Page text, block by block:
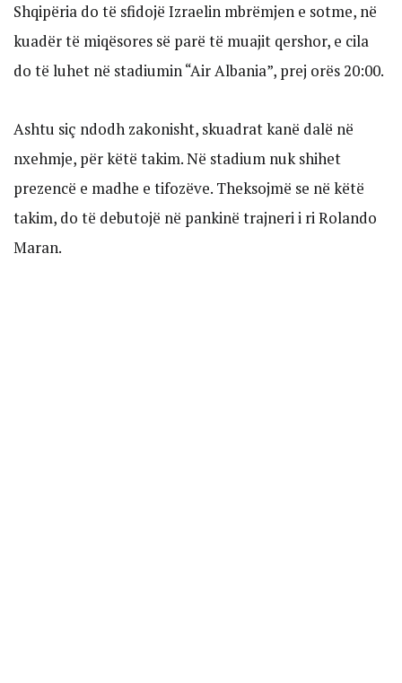
Shqipëria do të sfidojë Izraelin mbrëmjen e sotme, në
kuadër të miqësores së parë të muajit qershor, e cila
do të luhet në stadiumin “Air Albania”, prej orës 20:00.
Ashtu siç ndodh zakonisht, skuadrat kanë dalë në
nxehmje, për këtë takim. Në stadium nuk shihet
prezencë e madhe e tifozëve. Theksojmë se në këtë
takim, do të debutojë në pankinë trajneri i ri Rolando
Maran.